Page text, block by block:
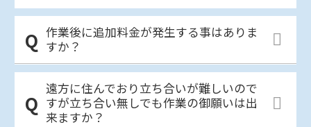
作業後に追加料金が発生する事はありま
すか？
遠方に住んでおり立ち合いが難しいので
すが立ち合い無しでも作業の御願いは出
来ますか？